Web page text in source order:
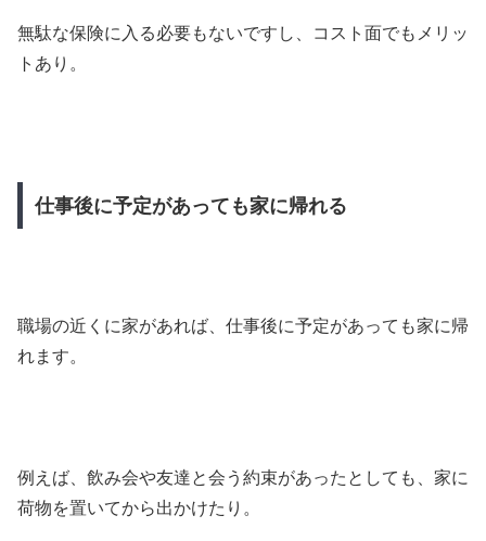
無駄な保険に入る必要もないですし、コスト面でもメリッ
トあり。
仕事後に予定があっても家に帰れる
職場の近くに家があれば、仕事後に予定があっても家に帰
れます。
例えば、飲み会や友達と会う約束があったとしても、家に
荷物を置いてから出かけたり。